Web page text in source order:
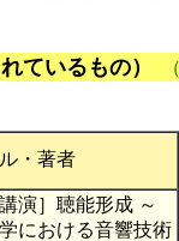
ているもの）
・著者
講演］聴能形成 ～
における音響技術